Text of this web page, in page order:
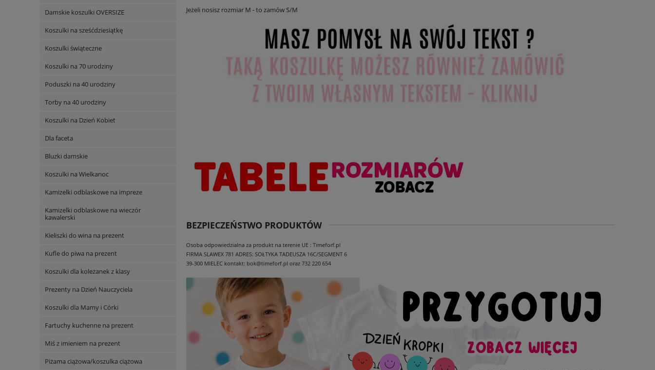
Damskie koszulki OVERSIZE
Koszulki na sześćdziesiątkę
Koszulki świąteczne
Koszulki na 70 urodziny
Poduszki na 40 urodziny
Torby na 40 urodziny
Koszulki na Dzień Kobiet
Dla faceta
Bluzki damskie
Koszulki na Wielkanoc
Kamizelki odblaskowe na impreze
Kamizelki odblaskowe na wieczór
kawalerski
Kieliszki do wina na prezent
Kufle do piwa na prezent
Koszulki dla koleżanek z klasy
Prezenty na Dzień Nauczyciela
Koszulki dla Mamy i Córki
Fartuchy kuchenne na prezent
Miś z imieniem na prezent
Piżama ciążowa/koszulka ciążowa
Jeżeli nosisz rozmiar M - to zamów S/M
BEZPIECZEŃSTWO PRODUKTÓW
Osoba odpowiedzialna za produkt na terenie UE : Timeforf.pl
FIRMA SLAWEX 781 ADRES: SOŁTYKA TADEUSZA 16C/SEGMENT 6
39-300 MIELEC kontakt: bok@timeforf.pl oraz 732 220 654